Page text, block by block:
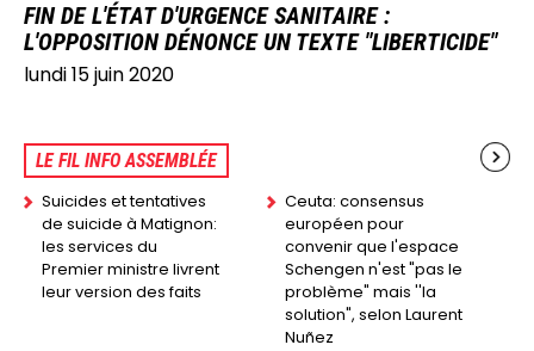
FIN DE L'ÉTAT D'URGENCE SANITAIRE :
L'OPPOSITION DÉNONCE UN TEXTE "LIBERTICIDE"
lundi 15 juin 2020
LE FIL INFO ASSEMBLÉE
Suicides et tentatives
de suicide à Matignon:
les services du
Premier ministre livrent
leur version des faits
Ceuta: consensus
européen pour
convenir que l'espace
Schengen n'est "pas le
problème" mais ''la
solution", selon Laurent
Nuñez